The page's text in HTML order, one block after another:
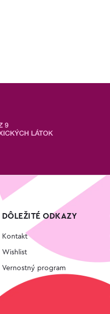
DÔLEŽITÉ ODKAZY
Kontakt
Wishlist
Vernostný program